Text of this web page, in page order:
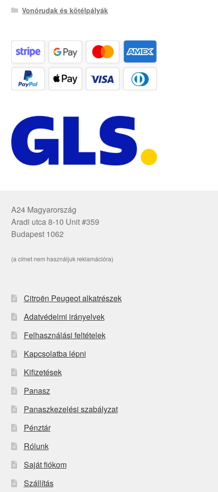
Vonórudak és kötélpályák
A24 Magyarország
Aradi utca 8-10 Unit #359
Budapest 1062
(a címet nem használjuk reklamációra)
Citroën Peugeot alkatrészek
Adatvédelmi irányelvek
Felhasználási feltételek
Kapcsolatba lépni
Kifizetések
Panasz
Panaszkezelési szabályzat
Pénztár
Rólunk
Saját fiókom
Szállítás